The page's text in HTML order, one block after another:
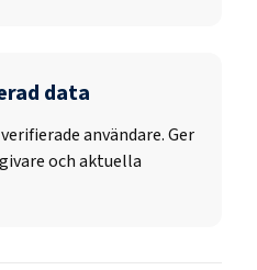
data
användare. Ger
och aktuella